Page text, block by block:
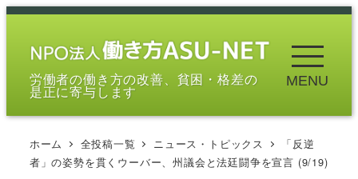
メ
労働者の働き方の改善、貧困・格差の
是正に寄与します
MENU
ホーム 全投稿一覧 ニュース・トピックス
「反逆
者」の姿勢を貫くウーバー、州議会と法廷闘争を宣言 (9/19)